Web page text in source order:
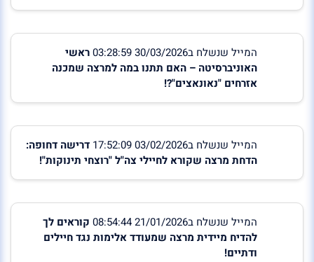
המייל שנשלח ב30/03/2026 03:28:59
ראשי
האוניברסיטה – האם תתנו במה למרצה שמכנה
אזרחים "נאונאצים"?!
המייל שנשלח ב03/02/2026 17:52:09
דרישה דחופה:
הדחת מרצה שקורא לחיילי צה"ל "רוצחי תינוקות"!
המייל שנשלח ב21/01/2026 08:54:44
קוראים לך
להדיח מיידית מרצה שמעודד אלימות נגד חיילים
ודתיים!